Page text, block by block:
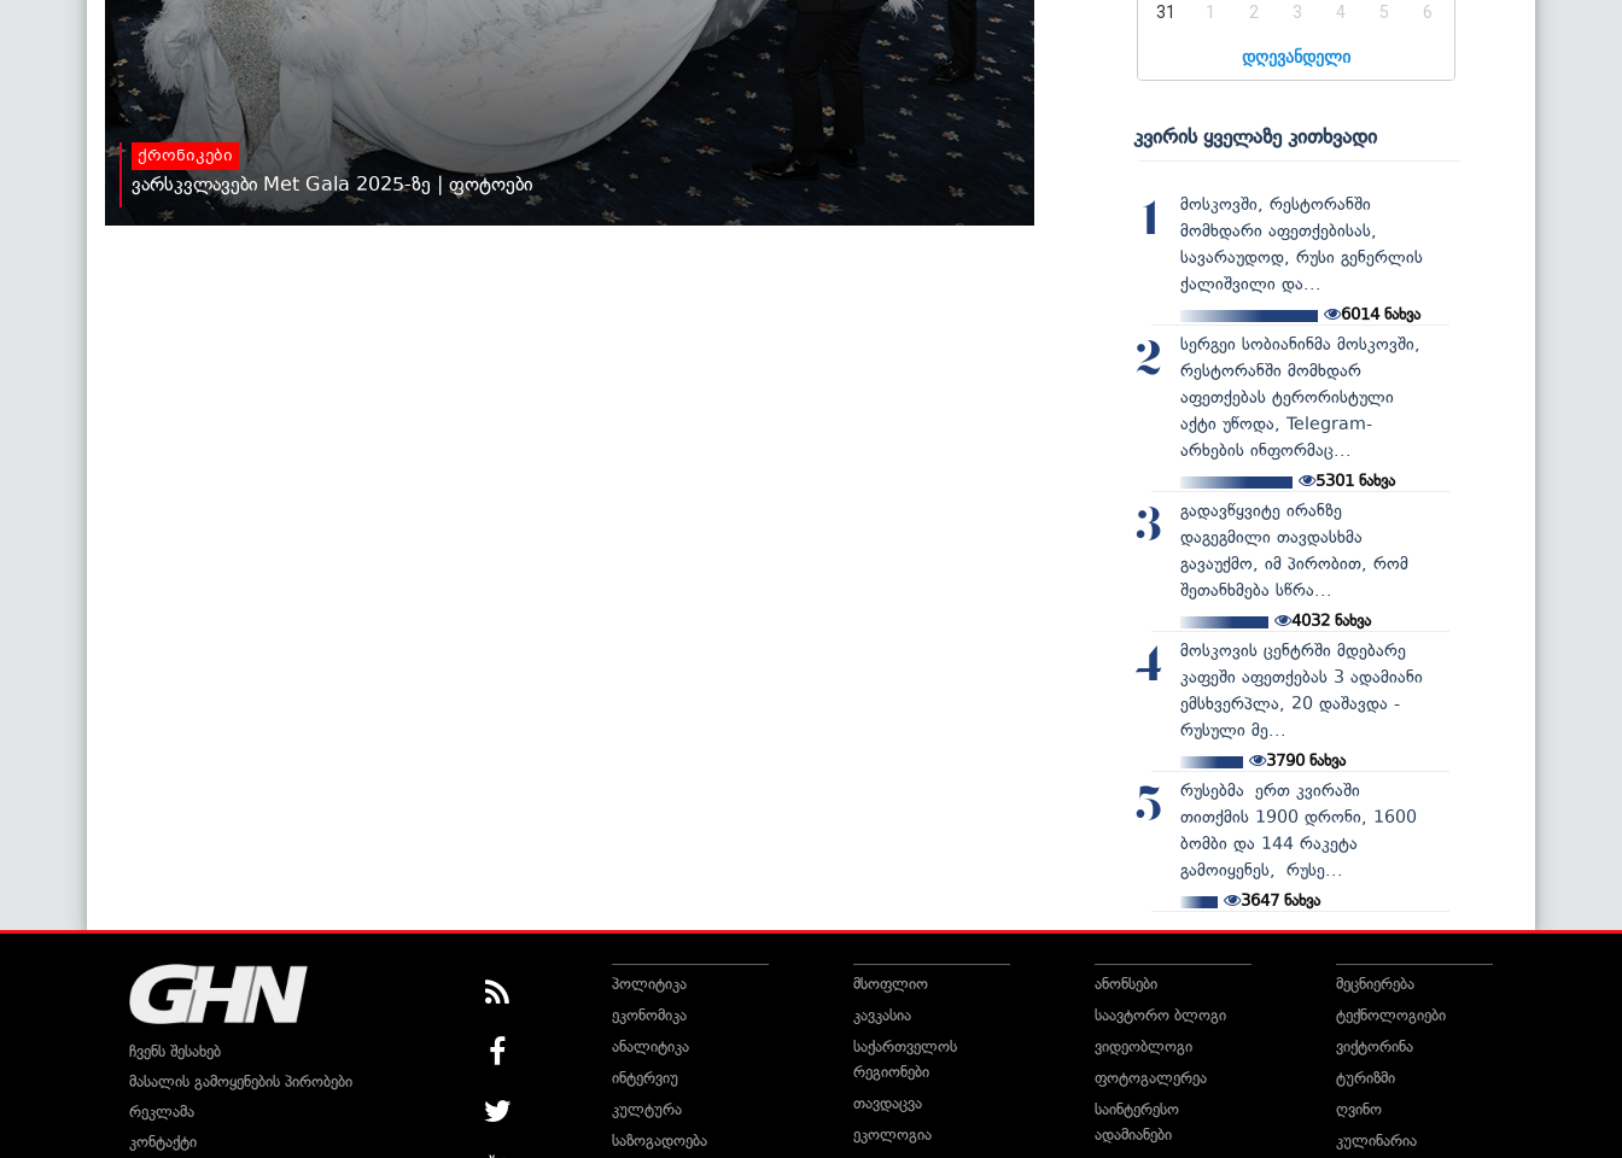
ქრონიკები
ვარსკვლავები Met Gala 2025-ზე | ფოტოები
31
1 2 3 4 5 6
დღევანდელი
კვირის ყველაზე კითხვადი
1
მოსკოვში, რესტორანში
მომხდარი აფეთქებისას,
სავარაუდოდ, რუსი გენერლის
ქალიშვილი და...
6014ნახვა
2
სერგეი სობიანინმა მოსკოვში,
რესტორანში მომხდარ
აფეთქებას ტერორისტული
აქტი უწოდა, Telegram-
არხების ინფორმაც...
5301 ნახვა
3
გადავწყვიტე ირანზე
დაგეგმილი თავდასხმა
გავაუქმო, იმ პირობით, რომ
შეთანხმება სწრა...
4032ნახვა
4
მოსკოვის ცენტრში მდებარე
კაფეში აფეთქებას 3 ადამიანი
ემსხვერპლა, 20 დაშავდა -
რუსული მე...
3790ნახვა
5
რუსებმა ერთ კვირაში
თითქმის 1900 დრონი, 1600
ბომბი და 144 რაკეტა
გამოიყენეს, რუსე...
3647 ნახვა
ჩვენს შესახებ
მასალის გამოყენების პირობები
რეკლამა
კონტაქტი
პოლიტიკა
ეკონომიკა
ანალიტიკა
ინტერვიუ
კულტურა
საზოგადოება
მსოფლიო
კავკასია
საქართველოს
რეგიონები
თავდაცვა
ეკოლოგია
ანონსები
საავტორო ბლოგი
ვიდეობლოგი
ფოტოგალერეა
საინტერესო
ადამიანები
მეცნიერება
ტექნოლოგიები
ვიქტორინა
ტურიზმი
ღვინო
კულინარია